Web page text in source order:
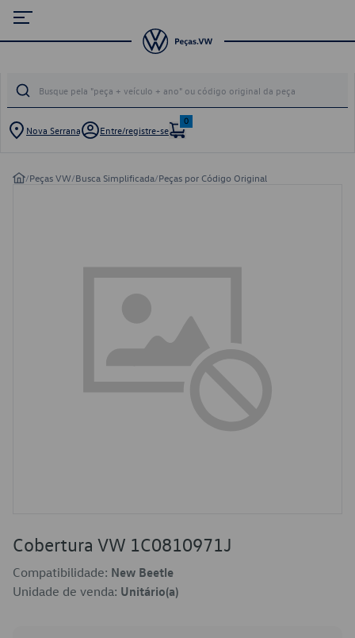
Nova Serrana Entre/registre-se
0
/Peças VW/Busca Simplificada/Peças por Código Original
Cobertura VW 1C0810971J
Compatibilidade: New Beetle
Unidade de venda: Unitário(a)